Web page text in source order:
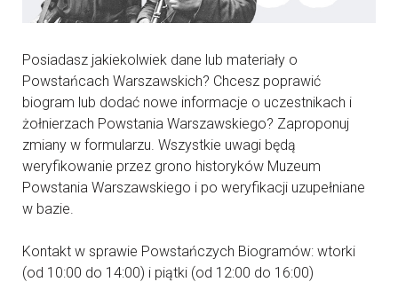
Posiadasz jakiekolwiek dane lub materiały o
Powstańcach Warszawskich? Chcesz poprawić
biogram lub dodać nowe informacje o uczestnikach i
żołnierzach Powstania Warszawskiego? Zaproponuj
zmiany w formularzu. Wszystkie uwagi będą
weryfikowanie przez grono historyków Muzeum
Powstania Warszawskiego i po weryfikacji uzupełniane
w bazie.
Kontakt w sprawie Powstańczych Biogramów: wtorki
(od 10:00 do 14:00) i piątki (od 12:00 do 16:00)